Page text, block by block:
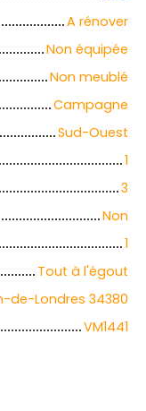
A rénover
Non équipée
Non meublé
Campagne
Sud-Ouest
1
3
Non
1
Tout à l'égout
de-Londres 34380
VM1441